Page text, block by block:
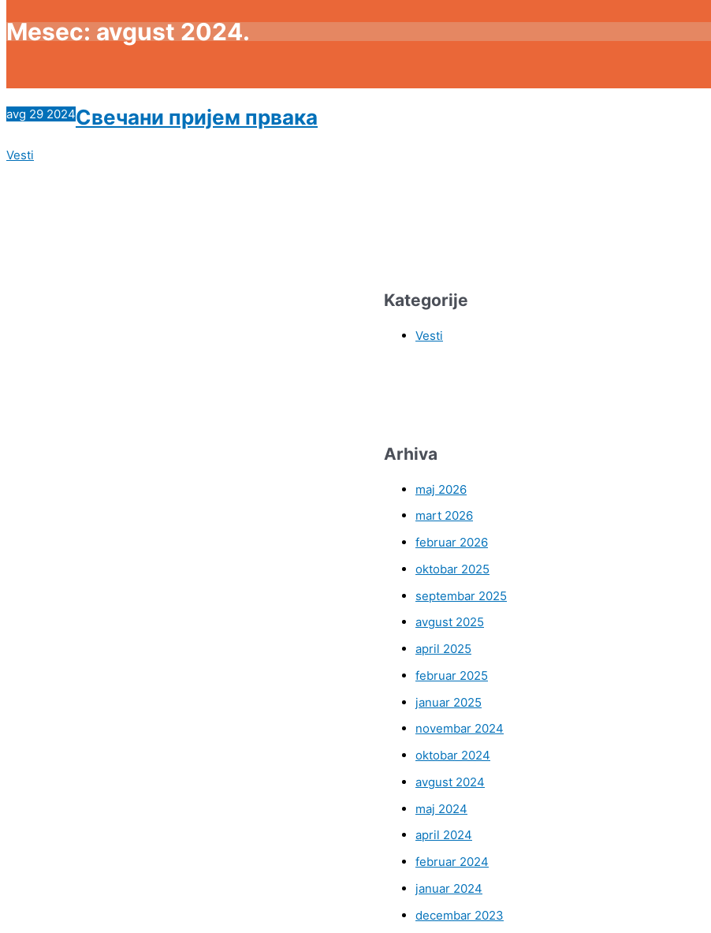
Mesec:avgust 2024.
avg 29 2024Свечани пријем првака
Vesti
Kategorije
Vesti
Arhiva
maj 2026
mart 2026
februar 2026
oktobar 2025
septembar 2025
avgust 2025
april 2025
februar 2025
januar 2025
novembar 2024
oktobar 2024
avgust 2024
maj 2024
april 2024
februar 2024
januar 2024
decembar 2023